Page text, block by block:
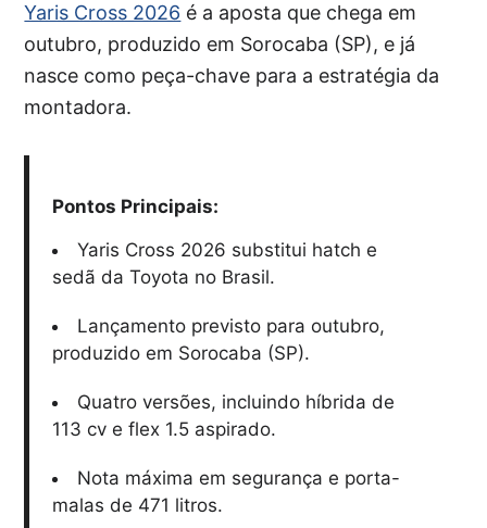
Yaris Cross 2026 é a aposta que chega em
outubro, produzido em Sorocaba (SP), e já
nasce como peça-chave para a estratégia da
montadora.
Pontos Principais:
Yaris Cross 2026 substitui hatch e
sedã da Toyota no Brasil.
Lançamento previsto para outubro,
produzido em Sorocaba (SP).
Quatro versões, incluindo híbrida de
113 cv e flex 1.5 aspirado.
Nota máxima em segurança e porta-
malas de 471 litros.